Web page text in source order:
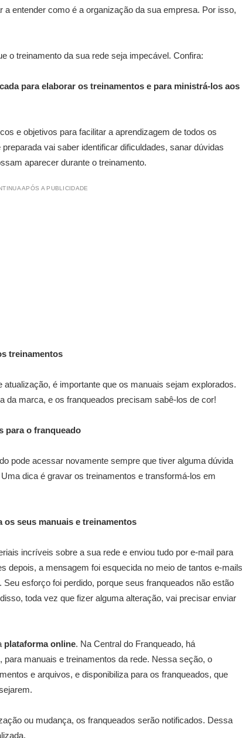
entender como é a organização da sua empresa. Por isso,
o treinamento da sua rede seja impecável. Confira:
para elaborar os treinamentos e para ministrá-los aos
e objetivos para facilitar a aprendizagem de todos os
vai saber identificar dificuldades, sanar dúvidas
aparecer durante o treinamento.
APÓS A PUBLICIDADE
treinamentos
é importante que os manuais sejam explorados.
da marca, e os franqueados precisam sabê-los de cor!
para o franqueado
pode acessar novamente sempre que tiver alguma dúvida
dica é gravar os treinamentos e transformá-los em
os seus manuais e treinamentos
incríveis sobre a sua rede e enviou tudo por e-mail para
depois, a mensagem foi esquecida no meio de tantos e-mails
esforço foi perdido, porque seus franqueados não estão
toda vez que fizer alguma alteração, vai precisar enviar
plataforma online. Na Central do Franqueado, há
manuais e treinamentos da rede. Nessa seção, o
e arquivos, e disponibiliza para os franqueados, que
ou mudança, os franqueados serão notificados. Dessa